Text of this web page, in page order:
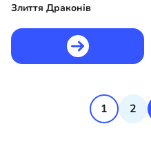
Злиття Драконів
1 2